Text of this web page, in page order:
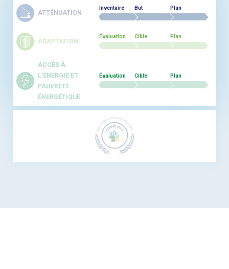
ATTÉNUATION
Inventaire But Plan
ADAPTATION
Évaluation Cible Plan
ACCÈS À
L’ÉNERGIE ET
PAUVRETÉ
ÉNERGÉTIQUE
Évaluation Cible Plan